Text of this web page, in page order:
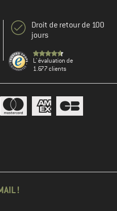
Droit de retour de 100
jours
L' évaluation de
1.677 clients
!